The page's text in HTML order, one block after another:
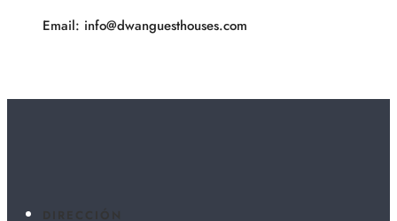
Email: info@dwanguesthouses.com